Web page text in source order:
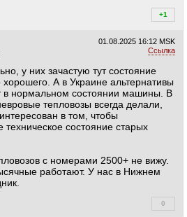
+1
01.08.2025 16:12 MSK
Ссылка
у них зачастую тут состояние
А в Украине альтернативы
в нормальном состоянии машины. В
тепловозы всегда делали,
в том, чтобы
состояние старых
с номерами 2500+ не вижу.
работают. У нас в Нижнем
0